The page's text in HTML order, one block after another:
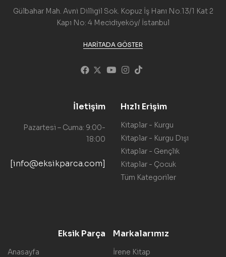
Gülbahar Mah. Avni Dilligil Sok. Kopuz İş Hanı No.13/1 Kat 2
Kapı No: 4 Mecidiyeköy/ İstanbul
HARITADA GÖSTER
İletişim
Pazartesi – Cuma: 9:00-
18:00
[info@eksikparca.com]
Hızlı Erişim
Kitaplar - Kurgu
Kitaplar - Kurgu Dışı
Kitaplar - Gençlik
Kitaplar - Çocuk
Tüm Kategoriler
Eksik Parça
Anasayfa
Markalarımız
İrene Kitap